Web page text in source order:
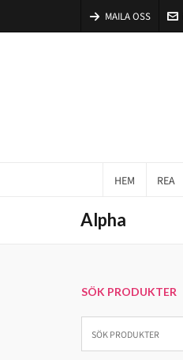
MAILA OSS
HEM REA
Alpha
SÖK PRODUKTER